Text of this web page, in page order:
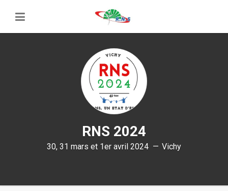
RNS 2024
30, 31 mars et 1er avril 2024 Vichy